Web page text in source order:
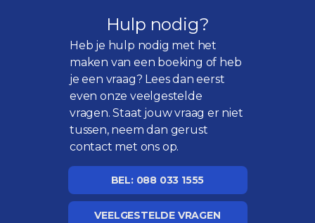
Hulp nodig?
Heb je hulp nodig met het
maken van een boeking of heb
je een vraag? Lees dan eerst
even onzeveelgestelde
vragen. Staat jouw vraag er niet
tussen, neem dan gerust
contact met ons op.
BEL: 088 033 1555
VEELGESTELDE VRAGEN